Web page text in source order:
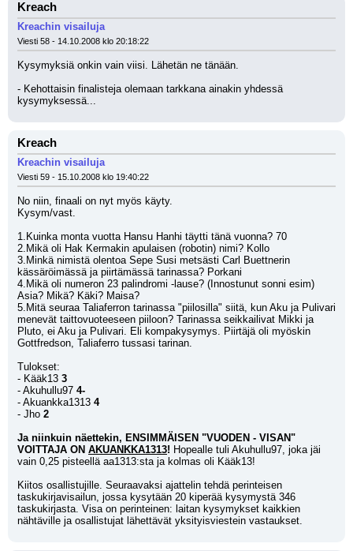
Kreach
Kreachin visailuja
Viesti 58 - 14.10.2008 klo 20:18:22
Kysymyksiä onkin vain viisi. Lähetän ne tänään.
- Kehottaisin finalisteja olemaan tarkkana ainakin yhdessä
kysymyksessä...
Kreach
Kreachin visailuja
Viesti 59 - 15.10.2008 klo 19:40:22
No niin, finaali on nyt myös käyty.
Kysym/vast.
1.Kuinka monta vuotta Hansu Hanhi täytti tänä vuonna? 70
2.Mikä oli Hak Kermakin apulaisen (robotin) nimi? Kollo
3.Minkä nimistä olentoa Sepe Susi metsästi Carl Buettnerin
kässäröimässä ja piirtämässä tarinassa? Porkani
4.Mikä oli numeron 23 palindromi -lause? (Innostunut sonni esim)
Asia? Mikä? Käki? Maisa?
5.Mitä seuraa Taliaferron tarinassa "piilosilla" siitä, kun Aku ja Pulivari
menevät taittovuoteeseen piiloon? Tarinassa seikkailivat Mikki ja
Pluto, ei Aku ja Pulivari. Eli kompakysymys. Piirtäjä oli myöskin
Gottfredson, Taliaferro tussasi tarinan.
Tulokset:
- Kääk13 3
- Akuhullu97 4-
- Akuankka1313 4
- Jho 2
Ja niinkuin näettekin, ENSIMMÄISEN "VUODEN - VISAN"
VOITTAJA ON AKUANKKA1313! Hopealle tuli Akuhullu97, joka jäi
vain 0,25 pisteellä aa1313:sta ja kolmas oli Kääk13!
Kiitos osallistujille. Seuraavaksi ajattelin tehdä perinteisen
taskukirjavisailun, jossa kysytään 20 kiperää kysymystä 346
taskukirjasta. Visa on perinteinen: laitan kysymykset kaikkien
nähtäville ja osallistujat lähettävät yksityisviestein vastaukset.